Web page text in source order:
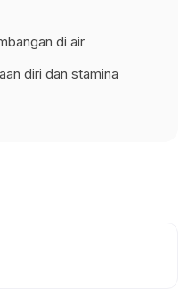
di air
diri dan stamina